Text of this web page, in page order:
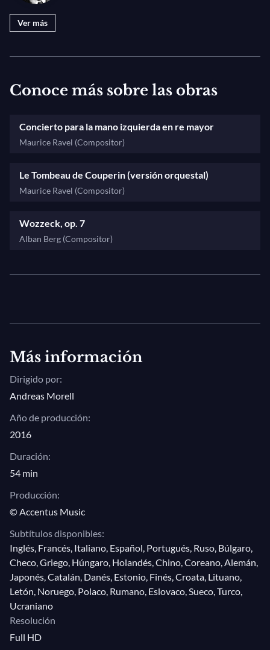
misma.
Ver más
Conoce más sobre las obras
Concierto para la mano izquierda en re mayor
Maurice Ravel (Compositor)
Le Tombeau de Couperin (versión orquestal)
Maurice Ravel (Compositor)
Wozzeck, op. 7
Alban Berg (Compositor)
Más información
Dirigido por:
Andreas Morell
Año de producción:
2016
Duración:
54 min
Producción:
© Accentus Music
Subtítulos disponibles:
Inglés, Francés, Italiano, Español, Portugués, Ruso, Búlgaro,
Checo, Griego, Húngaro, Holandés, Chino, Coreano, Alemán,
Japonés, Catalán, Danés, Estonio, Finés, Croata, Lituano,
Letón, Noruego, Polaco, Rumano, Eslovaco, Sueco, Turco,
Ucraniano
Resolución
Full HD